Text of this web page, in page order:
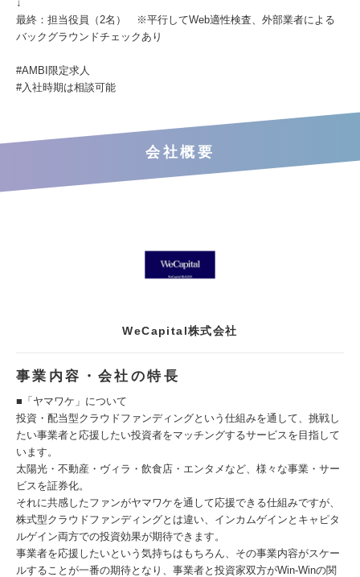
↓
最終：担当役員（2名） ※平行してWeb適性検査、外部業者による
バックグラウンドチェックあり
#AMBI限定求人
#入社時期は相談可能
会社概要
WeCapital株式会社
事業内容・会社の特長
■「ヤマワケ」について
投資・配当型クラウドファンディングという仕組みを通して、挑戦し
たい事業者と応援したい投資者をマッチングするサービスを目指して
います。
太陽光・不動産・ヴィラ・飲食店・エンタメなど、様々な事業・サー
ビスを証券化。
それに共感したファンがヤマワケを通して応援できる仕組みですが、
株式型クラウドファンディングとは違い、インカムゲインとキャピタ
ルゲイン両方での投資効果が期待できます。
事業者を応援したいという気持ちはもちろん、その事業内容がスケー
ルすることが一番の期待となり、事業者と投資家双方がWin-Winの関